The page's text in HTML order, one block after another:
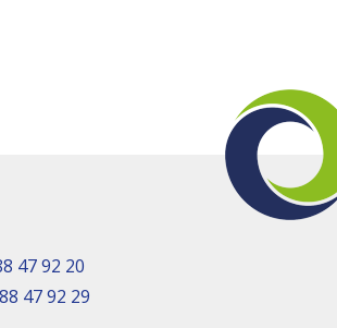
47 92 20
47 92 29